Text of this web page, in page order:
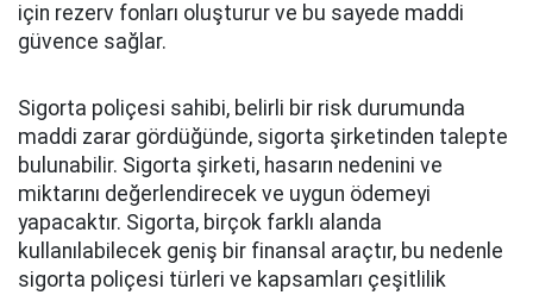
için rezerv fonları oluşturur ve bu sayede maddi
güvence sağlar.
Sigorta poliçesi sahibi, belirli bir risk durumunda
maddi zarar gördüğünde, sigorta şirketinden talepte
bulunabilir. Sigorta şirketi, hasarın nedenini ve
miktarını değerlendirecek ve uygun ödemeyi
yapacaktır. Sigorta, birçok farklı alanda
kullanılabilecek geniş bir finansal araçtır, bu nedenle
sigorta poliçesi türleri ve kapsamları çeşitlilik